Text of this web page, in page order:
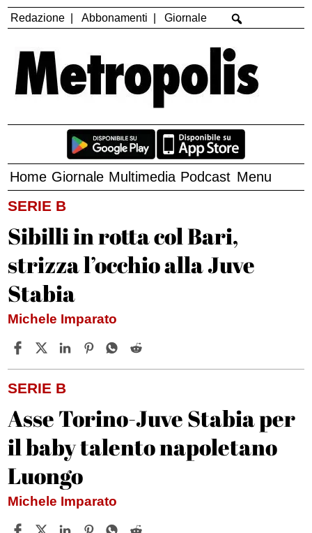
Redazione Abbonamenti Giornale
Home Giornale Multimedia Podcast Menu
SERIE B
Sibilli in rotta col Bari,
strizza l’occhio alla Juve
Stabia
Michele Imparato
SERIE B
Asse Torino-Juve Stabia per
il baby talento napoletano
Luongo
Michele Imparato